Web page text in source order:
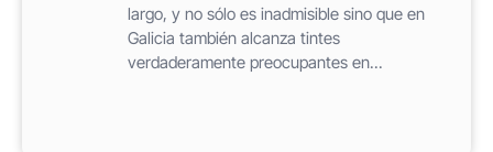
largo, y no sólo es inadmisible sino que en
Galicia también alcanza tintes
verdaderamente preocupantes en...